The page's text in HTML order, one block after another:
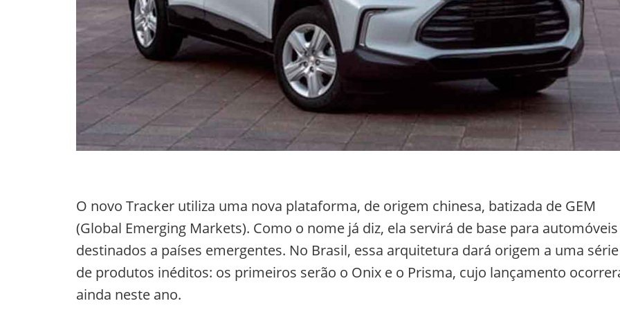
O novo Tracker utiliza uma nova plataforma, de origem chinesa, batizada de GEM
(Global Emerging Markets). Como o nome já diz, ela servirá de base para automóveis
destinados a países emergentes. No Brasil, essa arquitetura dará origem a uma série
de produtos inéditos: os primeiros serão o Onix e o Prisma, cujo lançamento
ainda neste ano.